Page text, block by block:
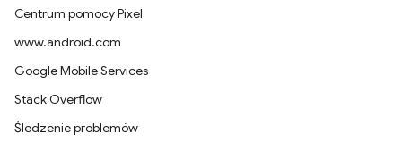
Centrum pomocy Pixel
www.android.com
Google Mobile Services
Stack Overflow
Śledzenie problemów